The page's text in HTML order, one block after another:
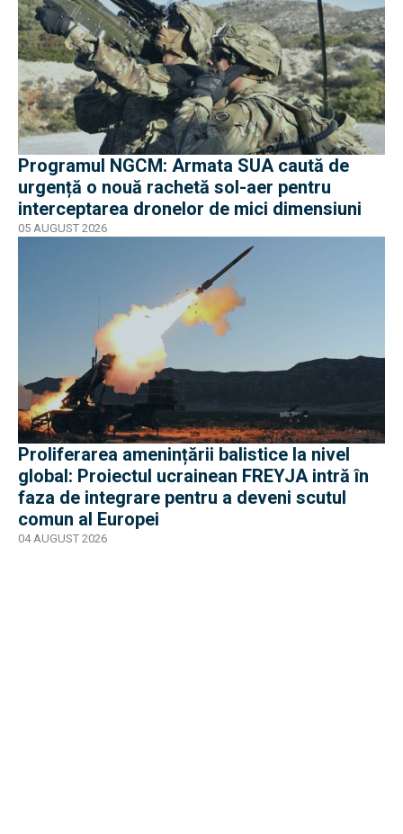
Programul NGCM: Armata SUA caută de
urgență o nouă rachetă sol-aer pentru
interceptarea dronelor de mici dimensiuni
05 AUGUST 2026
Proliferarea amenințării balistice la nivel
global: Proiectul ucrainean FREYJA intră în
faza de integrare pentru a deveni scutul
comun al Europei
04 AUGUST 2026